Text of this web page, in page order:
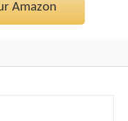
Amazon